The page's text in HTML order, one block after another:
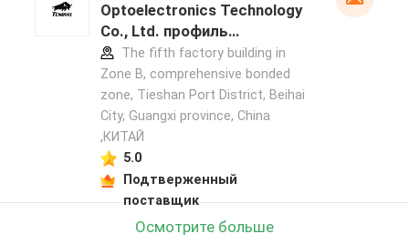
Optoelectronics Technology
Co., Ltd. профиль
производителя
The fifth factory building in
Zone B, comprehensive bonded
zone, Tieshan Port District, Beihai
City, Guangxi province, China
,КИТАЙ
5.0
Подтверженный
поставщик
Осмотрите больше